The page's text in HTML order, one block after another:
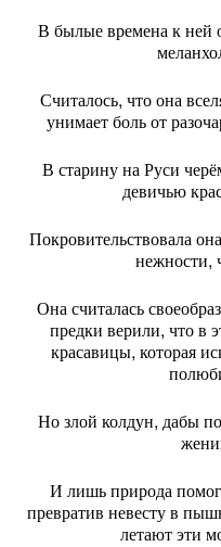
В былые времена к ней
Считалось, что она
унимает боль от
В старину на Руси
девичью
Покровительствовала
нежности,
Она считалась
предки верили, что в
красавицы, которая
Но злой колдун, дабы
И лишь природа
превратив невесту в
летают эти